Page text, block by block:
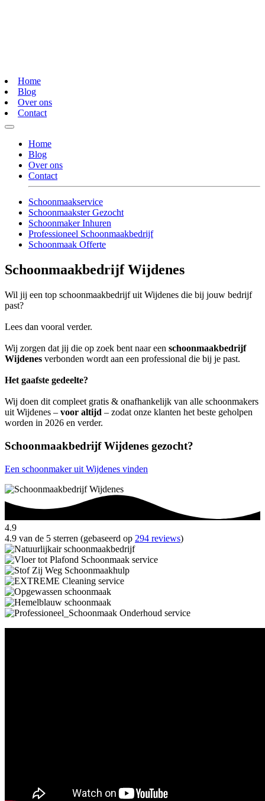
Home
Blog
Over ons
Contact
Home
Blog
Over ons
Contact
Schoonmaakservice
Schoonmaakster Gezocht
Schoonmaker Inhuren
Professioneel Schoonmaakbedrijf
Schoonmaak Offerte
Schoonmaakbedrijf Wijdenes
Wil jij een top schoonmaakbedrijf uit Wijdenes die bij jouw bedrijf
past?
Lees dan vooral verder.
Wij zorgen dat jij die op zoek bent naar een schoonmaakbedrijf
Wijdenes verbonden wordt aan een professional die bij je past.
Het gaafste gedeelte?
Wij doen dit compleet gratis & onafhankelijk van alle schoonmakers
uit Wijdenes – voor altijd – zodat onze klanten het beste geholpen
worden in 2026 en verder.
Schoonmaakbedrijf Wijdenes gezocht?
Een schoonmaker uit Wijdenes vinden
4.9
4.9 van de 5 sterren (gebaseerd op 294 reviews)